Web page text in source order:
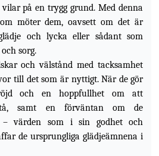
på en trygg grund. Med denna
möter dem, oavsett om det är
och lycka eller sådant som
sorg.
och välstånd med tacksamhet
till det som är nyttigt. När de gör
och en hoppfullhet om att
samt en förväntan om de
– värden som i sin godhet och
de ursprungliga glädjeämnena i